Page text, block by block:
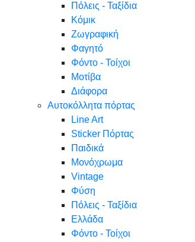
Πόλεις - Ταξίδια
Κόμικ
Ζωγραφική
Φαγητό
Φόντο - Τοίχοι
Μοτίβα
Διάφορα
Αυτοκόλλητα πόρτας
Line Art
Sticker Πόρτας
Παιδικά
Μονόχρωμα
Vintage
Φύση
Πόλεις - Ταξίδια
Ελλάδα
Φόντο - Τοίχοι